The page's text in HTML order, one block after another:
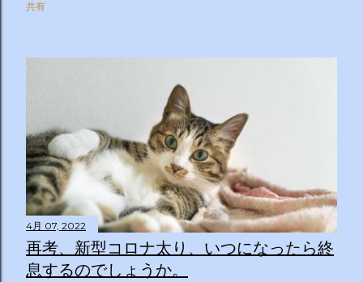
共有
4月 07, 2022
再考、新型コロナ太り、いつになったら終
息するのでしょうか。